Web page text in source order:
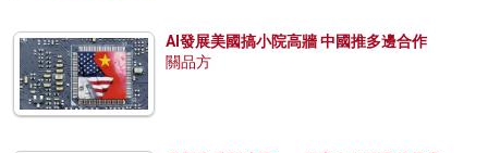
AI發展美國搞小院高牆 中國推多邊合作
關品方